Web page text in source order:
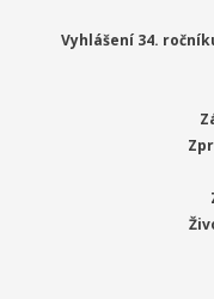
Vyhlášení 34.